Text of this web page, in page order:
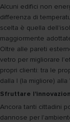
Alcuni edifici non
differenza di
scelta è quella
maggiormente
Oltre alle pareti
vetro per migliorare
propri clienti: tra le
dalla I (la migliore) alla
Sfruttare
Ancora tanti cittadini
dannose per